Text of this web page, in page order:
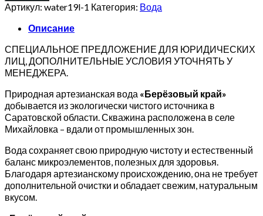
Артикул: water19l-1 Категория: Вода
Описание
СПЕЦИАЛЬНОЕ ПРЕДЛОЖЕНИЕ ДЛЯ ЮРИДИЧЕСКИХ
ЛИЦ, ДОПОЛНИТЕЛЬНЫЕ УСЛОВИЯ УТОЧНЯТЬ У
МЕНЕДЖЕРА.
Природная артезианская вода «Берёзовый край»
добывается из экологически чистого источника в
Саратовской области. Скважина расположена в селе
Михайловка – вдали от промышленных зон.
Вода сохраняет свою природную чистоту и естественный
баланс микроэлементов, полезных для здоровья.
Благодаря артезианскому происхождению, она не требует
дополнительной очистки и обладает свежим, натуральным
вкусом.